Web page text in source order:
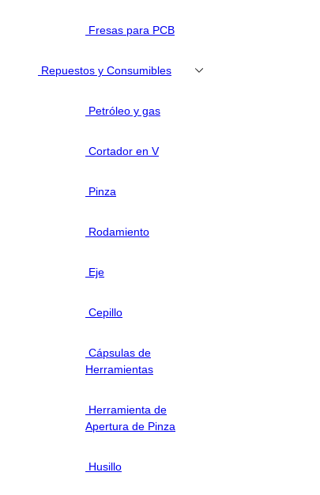
Fresas para PCB
Repuestos y Consumibles
Petróleo y gas
Cortador en V
Pinza
Rodamiento
Eje
Cepillo
Cápsulas de
Herramientas
Herramienta de
Apertura de Pinza
Husillo